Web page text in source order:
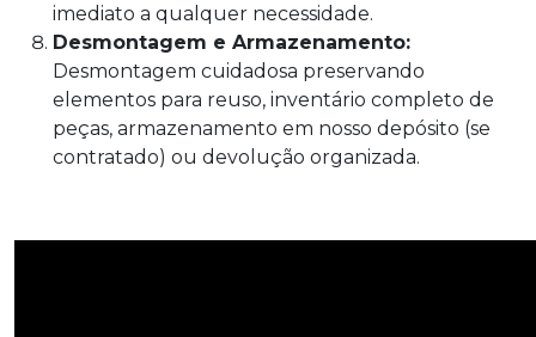
imediato a qualquer necessidade.
Desmontagem e Armazenamento:
Desmontagem cuidadosa preservando
elementos para reuso, inventário completo de
peças, armazenamento em nosso depósito (se
contratado) ou devolução organizada.